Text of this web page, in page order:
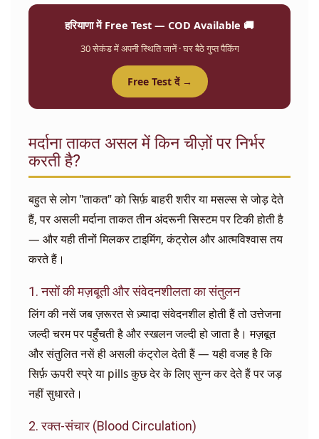
हरियाणा में Free Test — COD Available 🚚
30 सेकंड में अपनी स्थिति जानें · घर बैठे गुप्त पैकिंग
Free Test दें →
मर्दाना ताकत असल में किन चीज़ों पर निर्भर
करती है?
बहुत से लोग "ताकत" को सिर्फ़ बाहरी शरीर या मसल्स से जोड़ देते
हैं, पर असली मर्दाना ताकत तीन अंदरूनी सिस्टम पर टिकी होती है
— और यही तीनों मिलकर टाइमिंग, कंट्रोल और आत्मविश्वास तय
करते हैं।
1. नसों की मज़बूती और संवेदनशीलता का संतुलन
लिंग की नसें जब ज़रूरत से ज़्यादा संवेदनशील होती हैं तो उत्तेजना
जल्दी चरम पर पहुँचती है और स्खलन जल्दी हो जाता है। मज़बूत
और संतुलित नसें ही असली कंट्रोल देती हैं — यही वजह है कि
सिर्फ़ ऊपरी स्प्रे या pills कुछ देर के लिए सुन्न कर देते हैं पर जड़
नहीं सुधारते।
2. रक्त-संचार (Blood Circulation)